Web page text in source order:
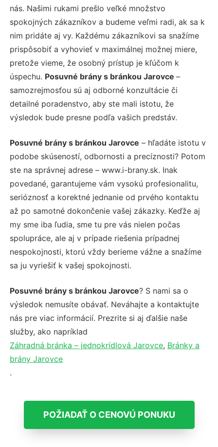
nás. Našimi rukami prešlo veľké množstvo
spokojných zákazníkov a budeme veľmi radi, ak sa k
nim pridáte aj vy. Každému zákazníkovi sa snažíme
prispôsobiť a vyhovieť v maximálnej možnej miere,
pretože vieme, že osobný prístup je kľúčom k
úspechu. Posuvné brány s bránkou Jarovce –
samozrejmosťou sú aj odborné konzultácie či
detailné poradenstvo, aby ste mali istotu, že
výsledok bude presne podľa vašich predstáv.
Posuvné brány s bránkou Jarovce – hľadáte istotu v
podobe skúseností, odbornosti a precíznosti? Potom
ste na správnej adrese – www.i-brany.sk. Inak
povedané, garantujeme vám vysokú profesionalitu,
serióznosť a korektné jednanie od prvého kontaktu
až po samotné dokončenie vašej zákazky. Keďže aj
my sme iba ľudia, sme tu pre vás nielen počas
spolupráce, ale aj v prípade riešenia prípadnej
nespokojnosti, ktorú vždy berieme vážne a snažíme
sa ju vyriešiť k vašej spokojnosti.
Posuvné brány s bránkou Jarovce? S nami sa o
výsledok nemusíte obávať. Neváhajte a kontaktujte
nás pre viac informácií. Prezrite si aj ďalšie naše
služby, ako napríklad
Záhradná bránka – jednokrídlová Jarovce, Bránky a
brány Jarovce
.
POŽIADAŤ O CENOVÚ PONUKU